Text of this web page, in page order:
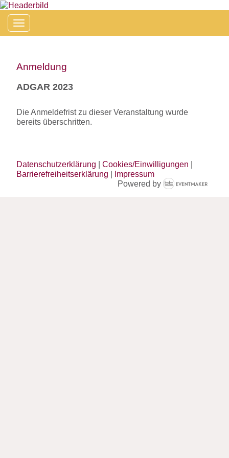
Toggle navigation
Anmeldung
ADGAR 2023
Die Anmeldefrist zu dieser Veranstaltung wurde
bereits überschritten.
Datenschutzerklärung Cookies/Einwilligungen
Barrierefreiheitserklärung
Impressum
Powered by